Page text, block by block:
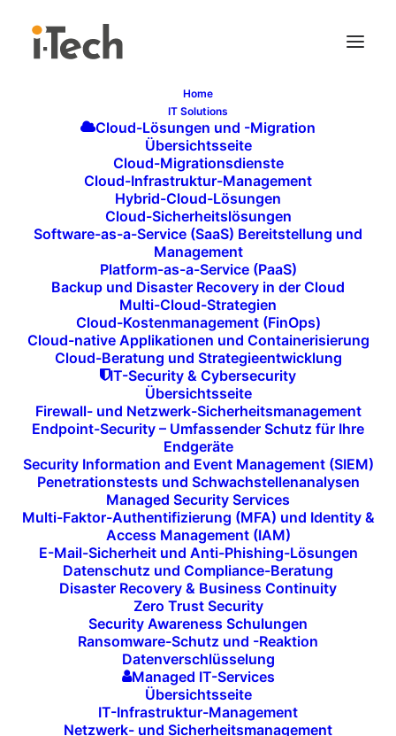
Home
IT Solutions
Cloud-Lösungen und -Migration
Übersichtsseite
Cloud-Migrationsdienste
Cloud-Infrastruktur-Management
Hybrid-Cloud-Lösungen
Cloud-Sicherheitslösungen
Software-as-a-Service (SaaS) Bereitstellung und
Management
Platform-as-a-Service (PaaS)
Backup und Disaster Recovery in der Cloud
Multi-Cloud-Strategien
Cloud-Kostenmanagement (FinOps)
Cloud-native Applikationen und Containerisierung
Cloud-Beratung und Strategieentwicklung
IT-Security & Cybersecurity
Übersichtsseite
Firewall- und Netzwerk-Sicherheitsmanagement
Endpoint-Security – Umfassender Schutz für Ihre
Endgeräte
Security Information and Event Management (SIEM)
Penetrationstests und Schwachstellenanalysen
Managed Security Services
Multi-Faktor-Authentifizierung (MFA) und Identity &
Access Management (IAM)
E-Mail-Sicherheit und Anti-Phishing-Lösungen
Datenschutz und Compliance-Beratung
Disaster Recovery & Business Continuity
Zero Trust Security
Security Awareness Schulungen
Ransomware-Schutz und -Reaktion
Datenverschlüsselung
Managed IT-Services
Übersichtsseite
IT-Infrastruktur-Management
Netzwerk- und Sicherheitsmanagement
TECHNOLOGIE- UND
TRENDBERATUNG –
INNOVATIONEN NUTZEN,
UM WETTBEWERBS-
VORTEILE ZU SICHERN
Die rasante Entwicklung neuer Technologien eröffnet
Unternehmen zahlreiche Möglichkeiten, ihre Prozesse
zu optimieren undWettbewerbsvorteilezu erlangen.
Beii-Techbieten wir umfassendeTechnologie- und
Trendberatung, die Ihnen hilft, aufkommende
wieKünstliche Intelligenz (KI)
Blockchain,Internet of Things (IoT)und
Augmented Reality (AR)strategisch in Ihre
Geschäftsmodelle zu integrieren.
UnsereTrendanalysenundPilotprojekte
unterstützen Sie dabei, innovative Technologien
gezielt einzusetzen und Ihr Unternehmen auf die
Zukunft vorzubereiten.
JETZT KONTAKT AUFNEHMEN